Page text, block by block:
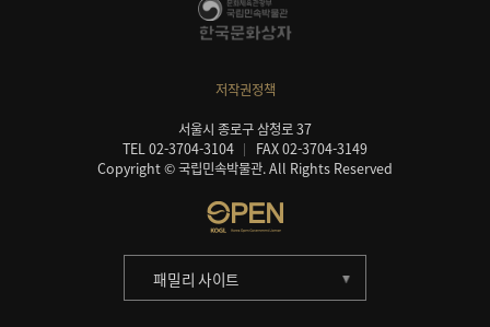
저작권정책
서울시 종로구 삼청로 37
TEL 02-3704-3104
FAX 02-3704-3149
Copyright © 국립민속박물관. All Rights Reserved
패밀리 사이트